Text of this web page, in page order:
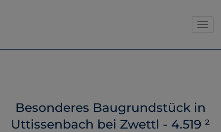
Besonderes Baugrundstück in
Uttissenbach bei Zwettl - 4.519 ²